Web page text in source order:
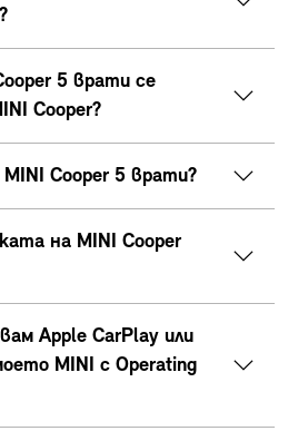
5 врати се
Cooper?
Cooper 5 врати?
на MINI Cooper
Apple CarPlay или
MINI с Operating